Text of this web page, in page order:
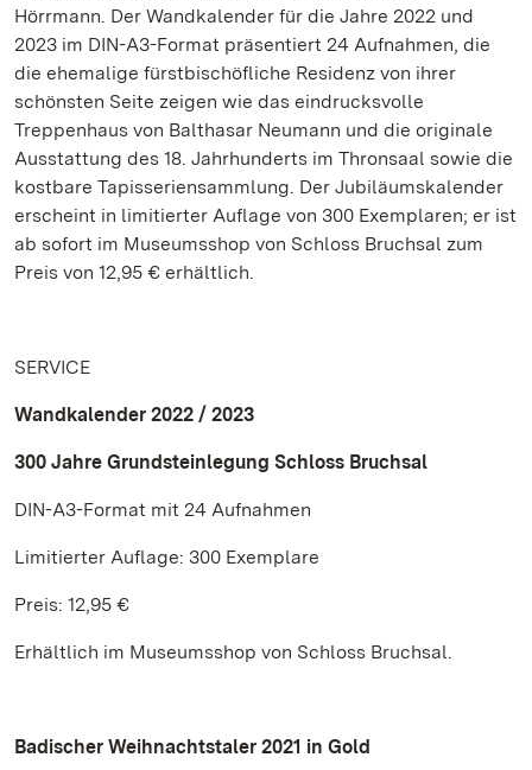
Hörrmann. Der Wandkalender für die Jahre 2022 und
2023 im DIN-A3-Format präsentiert 24 Aufnahmen, die
die ehemalige fürstbischöfliche Residenz von ihrer
schönsten Seite zeigen wie das eindrucksvolle
Treppenhaus von Balthasar Neumann und die originale
Ausstattung des 18. Jahrhunderts im Thronsaal sowie die
kostbare Tapisseriensammlung. Der Jubiläumskalender
erscheint in limitierter Auflage von 300 Exemplaren; er ist
ab sofort im Museumsshop von Schloss Bruchsal zum
Preis von 12,95 € erhältlich.
SERVICE
Wandkalender 2022 / 2023
300 Jahre Grundsteinlegung Schloss Bruchsal
DIN-A3-Format mit 24 Aufnahmen
Limitierter Auflage: 300 Exemplare
Preis: 12,95 €
Erhältlich im Museumsshop von Schloss Bruchsal.
Badischer Weihnachtstaler 2021 in Gold